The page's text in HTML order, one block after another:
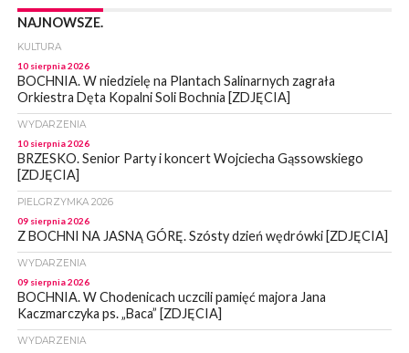
NAJNOWSZE.
KULTURA
10 sierpnia 2026
BOCHNIA. W niedzielę na Plantach Salinarnych zagrała
Orkiestra Dęta Kopalni Soli Bochnia [ZDJĘCIA]
WYDARZENIA
10 sierpnia 2026
BRZESKO. Senior Party i koncert Wojciecha Gąssowskiego
[ZDJĘCIA]
PIELGRZYMKA 2026
09 sierpnia 2026
Z BOCHNI NA JASNĄ GÓRĘ. Szósty dzień wędrówki [ZDJĘCIA]
WYDARZENIA
09 sierpnia 2026
BOCHNIA. W Chodenicach uczcili pamięć majora Jana
Kaczmarczyka ps. „Baca” [ZDJĘCIA]
WYDARZENIA